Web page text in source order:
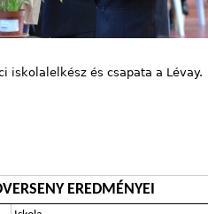
iskolalelkész és csapata a Lévay.
EREDMÉNYEI